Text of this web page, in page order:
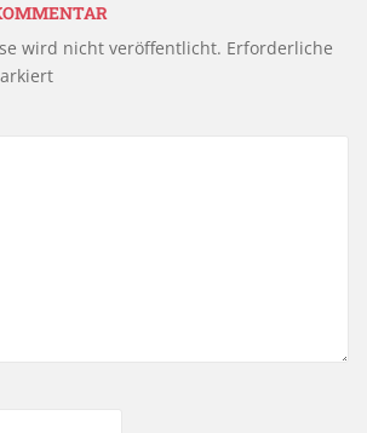
wird nicht veröffentlicht. Erforderliche